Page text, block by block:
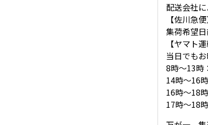
配送会社に
【佐川急便
集荷希望
【ヤマト運
当日でも
8時〜13時
14時〜16
16時〜18
17時〜18